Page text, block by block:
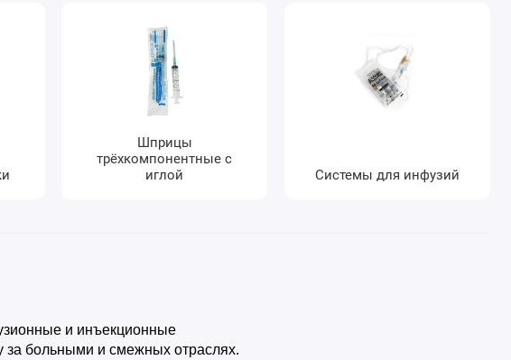
Шприцы
трёхкомпонентные с
иглой
Системы для инфузий
и инъекционные
за больными и смежных отраслях.